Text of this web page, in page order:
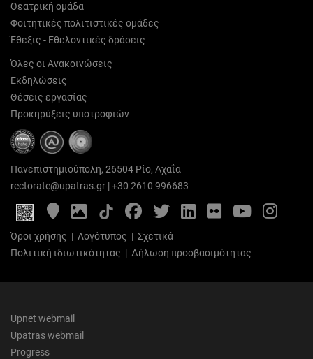
Θεατρική ομάδα
Φοιτητικές πολιτιστικές ομάδες
Έθεξις - Εθελοντικές δράσεις
Όλες οι Ανακοινώσεις
Εκδηλώσεις
Θέσεις εργασίας
Προκηρύξεις υποτροφιών
Πανεπιστημιούπολη, 26504 Ρίο, Αχαΐα
rectorate@upatras.gr |+30 2610 996683
Google
Maps
Photo
Gallery
FacebookTwitterLinkedIn
FlickrYouTube
Όροι χρήσης | Λογότυπος | Σχετικά
Πολιτική ιδιωτικότητας | Δήλωση προσβασιμότητας
Upnet webmail
Upatras webmail
Progress